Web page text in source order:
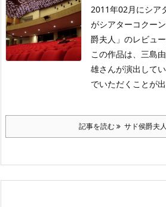
2011年02月にシア
がシアターコクー
爵夫人」のレビュ
この作品は、三島
雄さんが演出して
でいただくことが
記事を読む サド侯爵夫